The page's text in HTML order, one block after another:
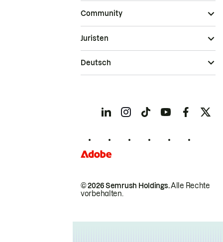
Community
© 2026 Semrush Holdings.Alle Rechte
vorbehalten.
Juristen
Deutsch